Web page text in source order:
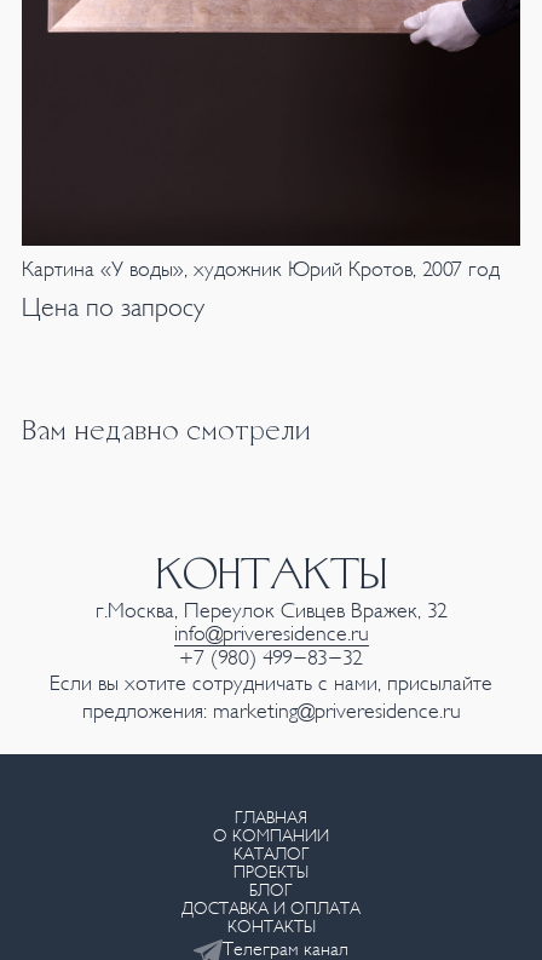
Картина «У воды», художник Юрий Кротов, 2007 год
Цена по запросу
Вам недавно смотрели
КОНТАКТЫ
г.Москва, Переулок Сивцев Вражек, 32
info@priveresidence.ru
+7 (980) 499-83-32
Если вы хотите сотрудничать с нами, присылайте
предложения: marketing@priveresidence.ru
ГЛАВНАЯ
О КОМПАНИИ
КАТАЛОГ
ПРОЕКТЫ
БЛОГ
ДОСТАВКА И ОПЛАТА
КОНТАКТЫ
Телеграм канал